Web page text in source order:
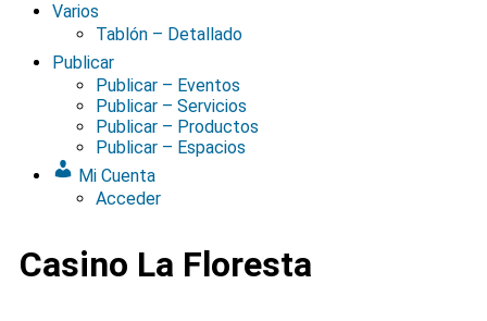
Varios
Tablón – Detallado
Publicar
Publicar – Eventos
Publicar – Servicios
Publicar – Productos
Publicar – Espacios
Mi Cuenta
Acceder
Casino La Floresta